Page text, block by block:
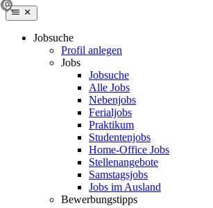
Jobsuche
Profil anlegen
Jobs
Jobsuche
Alle Jobs
Nebenjobs
Ferialjobs
Praktikum
Studentenjobs
Home-Office Jobs
Stellenangebote
Samstagsjobs
Jobs im Ausland
Bewerbungstipps